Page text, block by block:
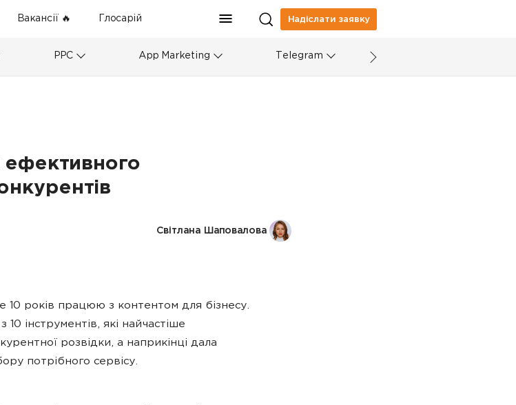
Вакансії 🔥 Глосарій Надіслати заявку
PPC App Marketing Telegram
ефективного
Світлана Шаповалова
10 років працюю з контентом для бізнесу.
10 інструментів, які найчастіше
розвідки, а наприкінці дала
потрібного сервісу.